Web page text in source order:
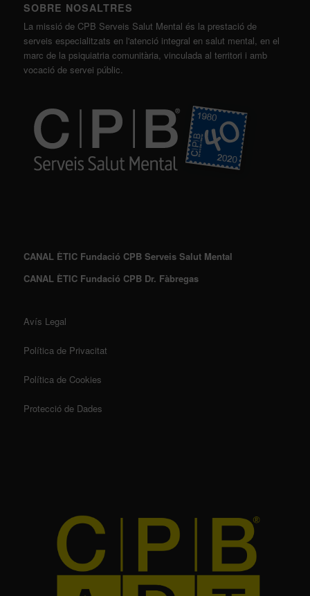
SOBRE NOSALTRES
La missió de CPB Serveis Salut Mental és la prestació de
serveis especialitzats en l'atenció integral en salut mental, en el
marc de la psiquiatria comunitària, vinculada al territori i amb
vocació de servei públic.
CANAL ÈTIC Fundació CPB Serveis Salut Mental
CANAL ÈTIC Fundació CPB Dr. Fàbregas
Avís Legal
Política de Privacitat
Política de Cookies
Protecció de Dades